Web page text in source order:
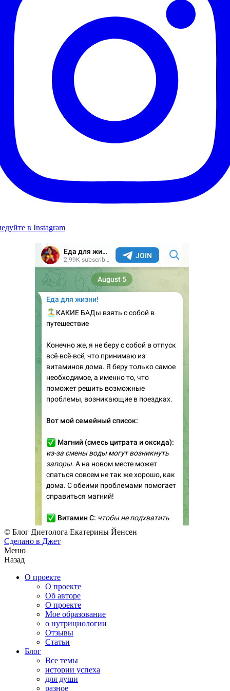
в Instagram
© Блог Диетолога Екатерины Йенсен
Сделано в Джет
Меню
Назад
О проекте
О проекте
Об авторе
О проекте
Мое образование
о нутрициологии
Отзывы
Статьи
Блог
Все темы
истории успеха
для души
разное